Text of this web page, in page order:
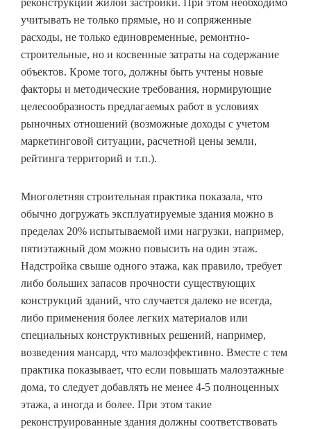
реконструкции жилой застройки. При этом необходимо
учитывать не только прямые, но и сопряженные
расходы, не только единовременные, ремонтно-
строительные, но и косвенные затраты на содержание
объектов. Кроме того, должны быть учтены новые
факторы и методические требования, нормирующие
целесообразность предлагаемых работ в условиях
рыночных отношений (возможные доходы с учетом
маркетинговой ситуации, расчетной цены земли,
рейтинга территорий и т.п.).
Многолетняя строительная практика показала, что
обычно догружать эксплуатируемые здания можно в
пределах 20% испытываемой ими нагрузки, например,
пятиэтажный дом можно повысить на один этаж.
Надстройка свыше одного этажа, как правило, требует
либо больших запасов прочности существующих
конструкций зданий, что случается далеко не всегда,
либо применения более легких материалов или
специальных конструктивных решений, например,
возведения мансард, что малоэффективно. Вместе с тем
практика показывает, что если повышать малоэтажные
дома, то следует добавлять не менее 4-5 полноценных
этажа, а иногда и более. При этом такие
реконструированные здания должны соответствовать